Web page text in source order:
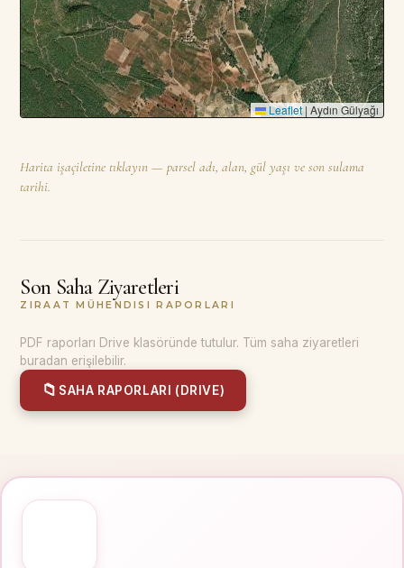
Leaflet | Aydın Gülyağı
Harita işaçiletine tıklayın — parsel adı, alan, gül yaşı ve son sulama
tarihi.
Son Saha Ziyaretleri
ZIRAAT MÜHENDISI RAPORLARI
PDF raporları Drive klasöründe tutulur. Tüm saha ziyaretleri
buradan erişilebilir.
📁 SAHA RAPORLARI (DRIVE)